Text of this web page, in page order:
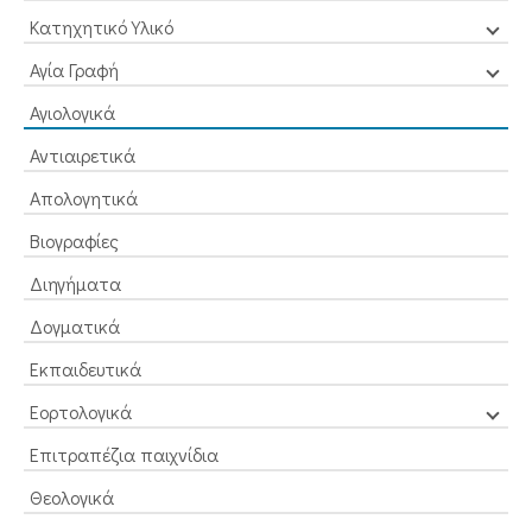
Κατηχητικό Υλικό
Αγία Γραφή
Αγιολογικά
Αντιαιρετικά
Απολογητικά
Βιογραφίες
Διηγήματα
Δογματικά
Εκπαιδευτικά
Εορτολογικά
Επιτραπέζια παιχνίδια
Θεολογικά